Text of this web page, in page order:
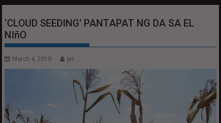
‘CLOUD SEEDING’ PANTAPAT NG DA SA EL
NIñO
March 4, 2019 Jet